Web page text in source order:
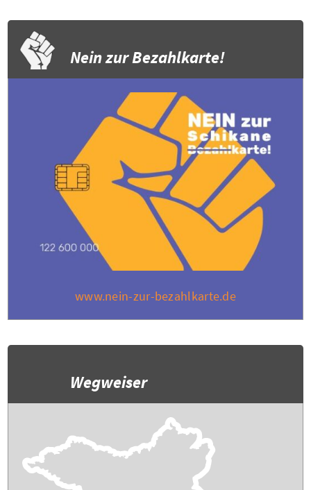
Nein zur Bezahlkarte!
www.nein-zur-bezahlkarte.de
Wegweiser